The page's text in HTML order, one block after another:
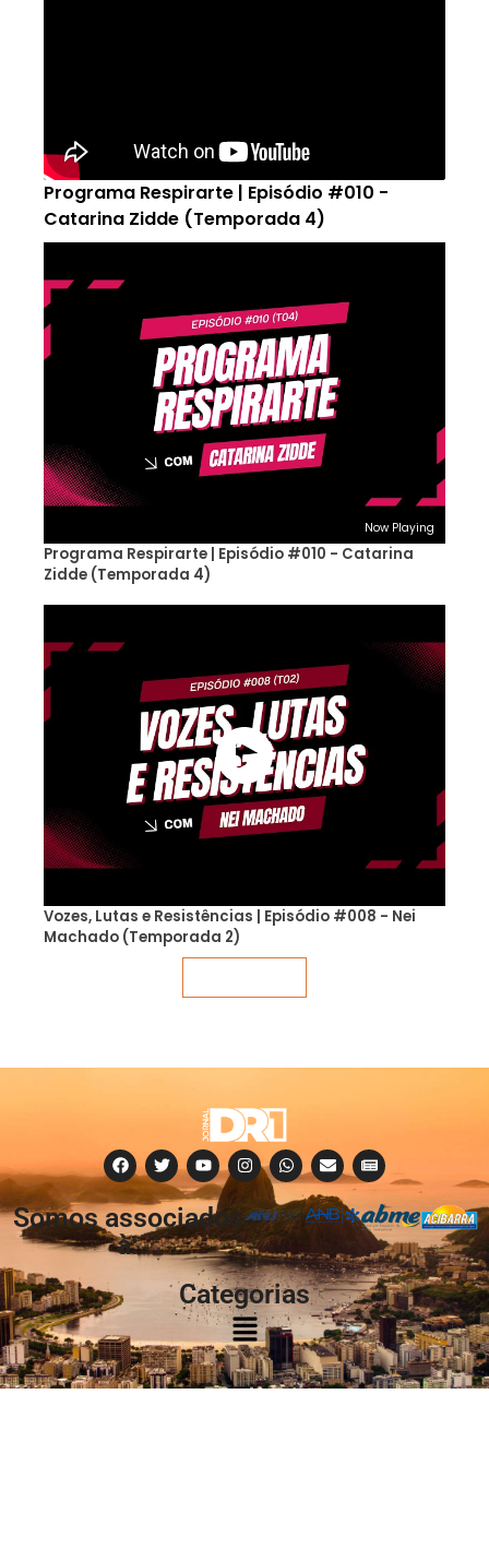
Programa Respirarte | Episódio #010 -
Catarina Zidde (Temporada 4)
Now Playing
Programa Respirarte | Episódio #010 - Catarina
Zidde (Temporada 4)
Vozes, Lutas e Resistências | Episódio #008 - Nei
Machado (Temporada 2)
Somos associados
à:
Categorias